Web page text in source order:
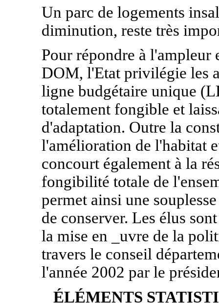
Un parc de logements
diminution, reste très
Pour répondre à l'ampleur
DOM, l'Etat privilégie les
ligne budgétaire unique
totalement fongible et
d'adaptation. Outre la
l'amélioration de l'habitat
concourt également à la
fongibilité totale de
permet ainsi une
de conserver. Les élus
la mise en _uvre de la
travers le conseil
l'année 2002 par le
ÉLÉMENTS